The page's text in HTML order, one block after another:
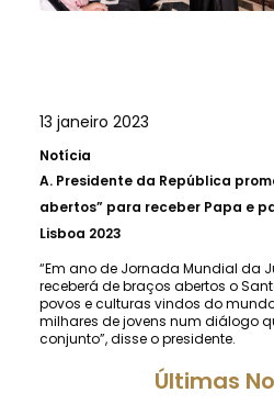
13 janeiro 2023
Notícia
A. Presidente da República
abertos” para receber Papa e
Lisboa 2023
“Em ano de Jornada Mundial da
receberá de braços abertos o
povos e culturas vindos do
milhares de jovens num diálogo
conjunto”, disse o presidente.
Últimas